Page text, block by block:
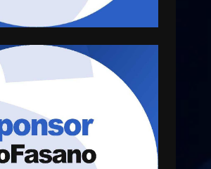
Cura dei beni comuni e
cittadinanza attiva: online
condivisa della Villetta di
Laureto
6 Agosto 2026 06:20
La magia del Minareto e la
prima assoluta de “L’Albergo
Belvedere. Il rapimento”
6 Agosto 2026 06:15